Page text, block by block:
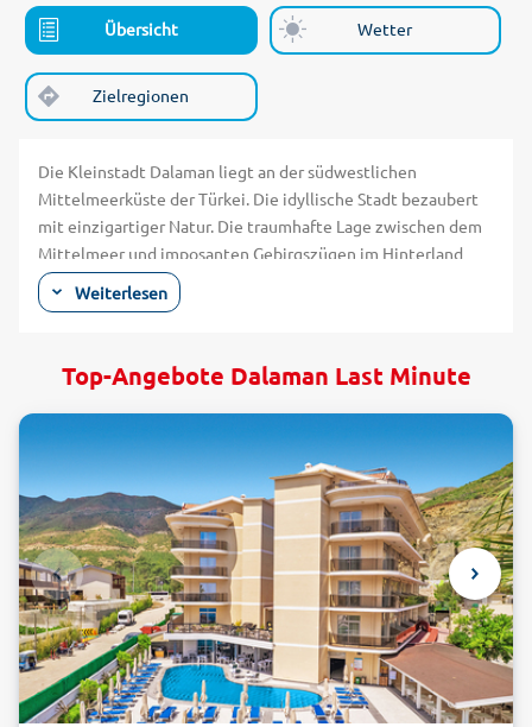
Übersicht Wetter
Zielregionen
Die Kleinstadt Dalaman liegt an der südwestlichen
Mittelmeerküste der Türkei. Die idyllische Stadt bezaubert
mit einzigartiger Natur. Die traumhafte Lage zwischen dem
Mittelmeer und imposanten Gebirgszügen im Hinterland
macht Dalaman besonders bei Aktiv-Urlaubern beliebt.
Dalaman selbst verfügt über einen malerischen Naturstrand,
Karettschildkröte beobachten können. Einen traumhaften
Sandstrand finden Sie in Ihrem Lastminute Dalaman-Urlaub
im nahegelegenen Örtchen Sarigerme. Er zählt zu den
schönsten Stränden der Region. Die einzigartigen Buchten
mit faszinierenden Felsformationen rund um Dalaman sind
abwechslungsreich und gut für Taucher geeignet. Der
Dalaman-Fluss lockt Abenteuerlustige mit rasanten Rafting-
Touren. Neben diversen anderen Wassersportarten kommen
auch Wander-Urlauber während einer Last Minute Dalaman-
Reise auf ihre Kosten. Besuchen Sie die Felshöhlen von
Gögdag oder die Burg von Gürleyik. Auch ein entspannter Tag
am Köycegiz See lohnt sich. Eingebettet in ein traumhaftes
Bergpanorama werden Sie sich nach einem Bad in den
natürlichen Thermalquellen wunderbar erholt fühlen.
Weiterlesen
Top-Angebote Dalaman Last Minute